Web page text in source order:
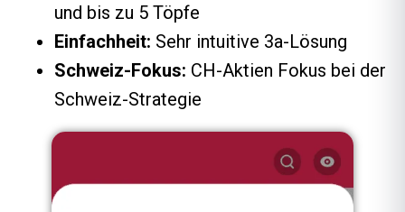
und bis zu 5 Töpfe
Einfachheit: Sehr intuitive 3a-Lösung
Schweiz-Fokus: CH-Aktien Fokus bei der
Schweiz-Strategie